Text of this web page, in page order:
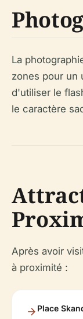
La
zones pour un
d'utiliser le
le caractère
Après avoir
à proximité :
Place